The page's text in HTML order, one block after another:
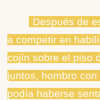
Después de
a competir en
cojín sobre el piso
juntos, hombro
podía haberse